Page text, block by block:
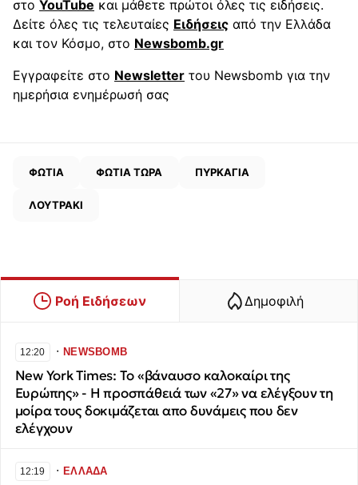
στο YouTube και μάθετε πρώτοι όλες τις ειδήσεις.
Δείτε όλες τις τελευταίες Ειδήσεις από την Ελλάδα
και τον Κόσμο, στο Newsbomb.gr
Εγγραφείτε στο Newsletter του Newsbomb για την
ημερήσια ενημέρωσή σας
ΦΩΤΙΑ ΦΩΤΙΑ ΤΩΡΑ ΠΥΡΚΑΓΙΑ
ΛΟΥΤΡΑΚΙ
Ροή Ειδήσεων Δημοφιλή
12:20 ∙NEWSBOMB
New York Times: Tο «βάναυσο καλοκαίρι της
Ευρώπης» - Η προσπάθειά των «27» να ελέγξουν τη
μοίρα τους δοκιμάζεται απο δυνάμεις που δεν
ελέγχουν
12:19 ∙ΕΛΛΑΔΑ